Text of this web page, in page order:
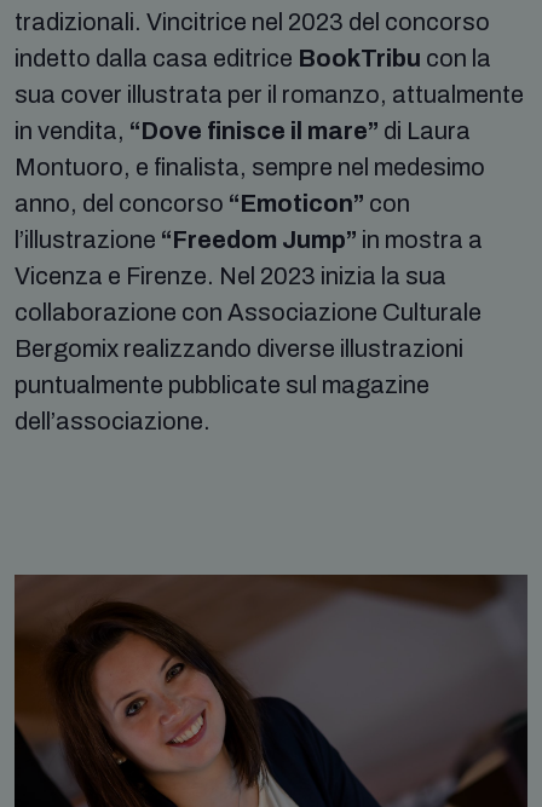
tradizionali. Vincitrice nel 2023 del concorso
indetto dalla casa editrice BookTribu con la
sua cover illustrata per il romanzo, attualmente
in vendita, “Dove finisce il mare” di Laura
Montuoro, e finalista, sempre nel medesimo
anno, del concorso “Emoticon” con
l’illustrazione “Freedom Jump” in mostra a
Vicenza e Firenze. Nel 2023 inizia la sua
collaborazione con Associazione Culturale
Bergomix realizzando diverse illustrazioni
puntualmente pubblicate sul magazine
dell’associazione.